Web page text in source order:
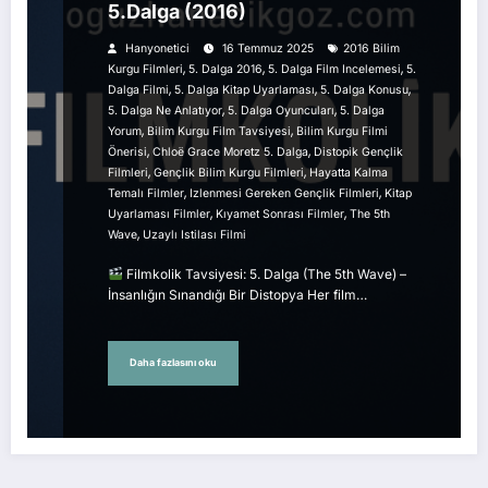
5.Dalga (2016)
Hanyonetici 16 Temmuz 2025
2016 Bilim
Kurgu Filmleri, 5. Dalga 2016, 5. Dalga Film Incelemesi, 5.
Dalga Filmi, 5. Dalga Kitap Uyarlaması,5. Dalga Konusu,
5. Dalga Ne Anlatıyor, 5. Dalga Oyuncuları, 5. Dalga
Yorum, Bilim Kurgu Film Tavsiyesi, Bilim Kurgu Filmi
Önerisi, Chloë Grace Moretz 5. Dalga, Distopik Gençlik
Filmleri, Gençlik Bilim Kurgu Filmleri,Hayatta Kalma
Temalı Filmler, Izlenmesi Gereken Gençlik Filmleri, Kitap
Uyarlaması Filmler, Kıyamet Sonrası Filmler, The 5th
Wave, Uzaylı Istilası Filmi
Filmkolik Tavsiyesi: 5. Dalga (The 5th Wave) –
İnsanlığın Sınandığı Bir Distopya Her film…
Daha fazlasını oku